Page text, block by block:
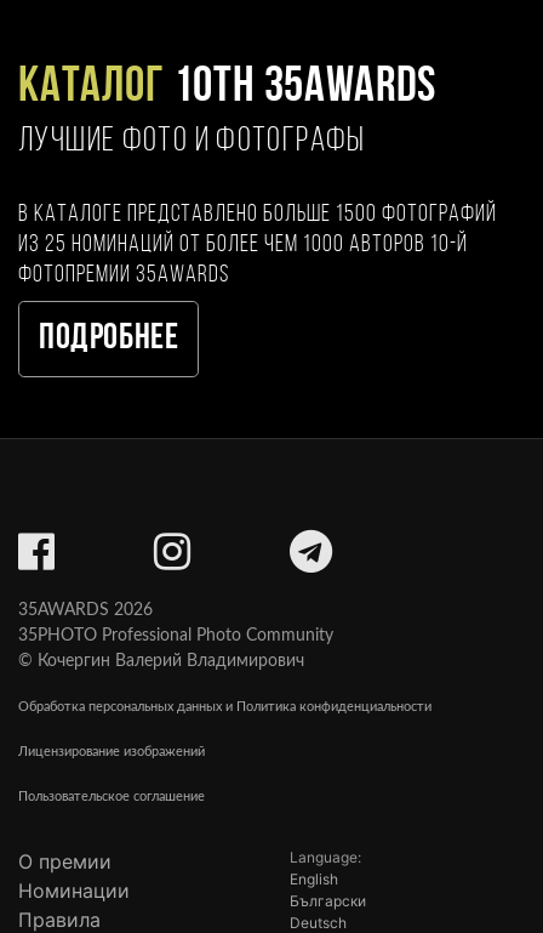
Каталог 10TH 35AWARDS
ЛУЧШИЕ ФОТО И ФОТОГРАФЫ
В каталоге представлено больше 1500 фотографий
из 25 номинаций от более чем 1000 авторов 10-й
фотопремии 35AWARDS
Подробнее
35AWARDS 2026
35PHOTO Professional Photo Community
© Кочергин Валерий Владимирович
Обработка персональных данных и Политика конфиденциальности
Лицензирование изображений
Пользовательское соглашение
О премии
Номинации
Правила
Language:
English
Български
Deutsch